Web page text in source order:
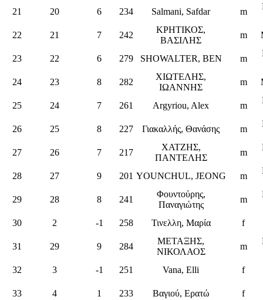
21 20 6 234 Salmani, Safdar m
22 21 7 242
ΚΡΗΤΙΚΟΣ,
ΒΑΣΙΛΗΣ
m
23 22 6 279 SHOWALTER, BEN m
24 23 8 282
ΧΙΩΤΕΛΗΣ,
ΙΩΑΝΝΗΣ
m
25 24 7 261 Argyriou, Alex m
26 25 8 227 Γιακαλλής, Θανάσης m
27 26 7 217
ΧΑΤΖΗΣ,
ΠΑΝΤΕΛΗΣ
m
28 27 9 201 YOUNCHUL, JEONG m
29 28 8 241
Φουντούρης,
Παναγιώτης
m
30 2 -1 258 Τινελλη, Μαρία f
31 29 9 284
ΜΕΤΑΞΗΣ,
ΝΙΚΟΛΑΟΣ
m
32 3 -1 251 Vana, Elli f
33 4 1 233 Βαγιού, Ερατώ f